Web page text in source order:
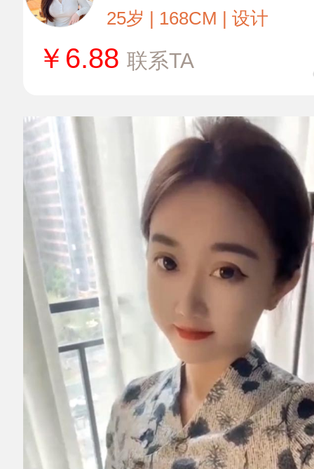
25岁 | 168CM | 设计
￥ 6.88 联系TA